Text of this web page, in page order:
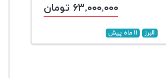
۶۳,۰۰۰,۰۰۰ تومان
البرز ۱۱ ماه پیش